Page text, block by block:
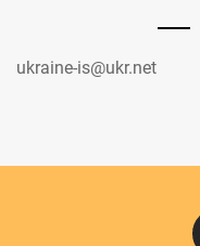
ukraine-is@ukr.net